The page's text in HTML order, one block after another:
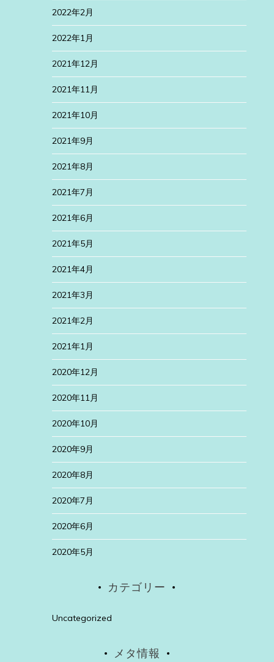
2022年2月
2022年1月
2021年12月
2021年11月
2021年10月
2021年9月
2021年8月
2021年7月
2021年6月
2021年5月
2021年4月
2021年3月
2021年2月
2021年1月
2020年12月
2020年11月
2020年10月
2020年9月
2020年8月
2020年7月
2020年6月
2020年5月
カテゴリー
Uncategorized
メタ情報